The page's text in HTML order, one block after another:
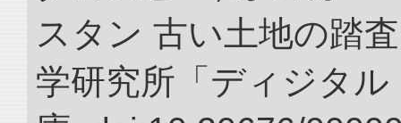
スタン 古い土地の踏
学研究所「ディジタ